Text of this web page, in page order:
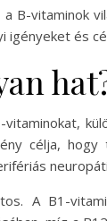
a B-
igényeket és
célja,
A B1-